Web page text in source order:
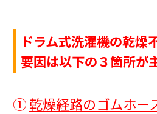
ドラム式洗濯機の乾燥
要因は以下の３箇所が
①乾燥経路のゴムホー